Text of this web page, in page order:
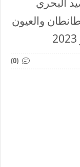
والعيون
(0)